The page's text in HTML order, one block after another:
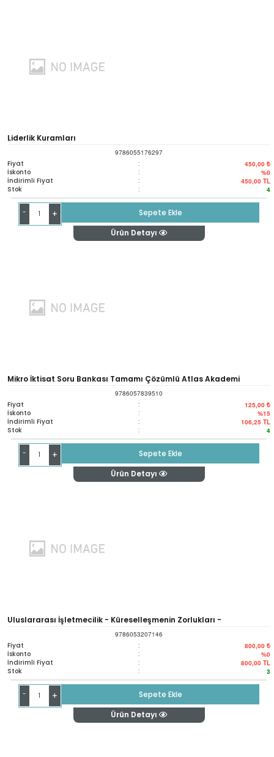
Liderlik Kuramları
9786055176297
Fiyat : 450,00 ₺
İskonto : %0
İndirimli Fiyat : 450,00 TL
Stok : 4
- +
Sepete Ekle
Ürün Detayı
Mikro İktisat Soru Bankası Tamamı Çözümlü Atlas Akademi
9786057839510
Fiyat : 125,00 ₺
İskonto : %15
İndirimli Fiyat : 106,25 TL
Stok : 4
- +
Sepete Ekle
Ürün Detayı
Uluslararası İşletmecilik - Küreselleşmenin Zorlukları -
Internatıonal Busıness - The Challenges Of Globalization
9786053207146
Fiyat : 800,00 ₺
İskonto : %0
İndirimli Fiyat : 800,00 TL
Stok : 3
- +
Sepete Ekle
Ürün Detayı